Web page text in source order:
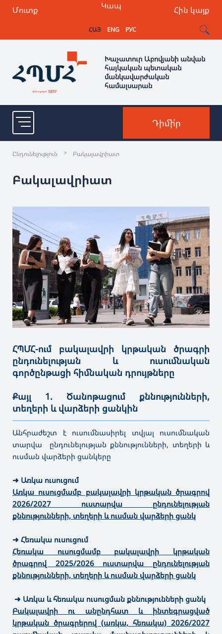
Մուտք Հին կայք
Կապ
ՀԱՅ ENG РУС
Խաչատուր Աբովյանի անվան
հայկական պետական
մանկավարժական
համալսարան
Դիմի՛ր
Ընդունելություն > Բակալավրիատ
Բակալավրիատ
ՀՊՄՀ-ում բակալավրի կրթական ծրագրի
ընդունելության և ուսումնական
գործընթացի հիմնական դրույթները
Քայլ 1. Ծանոթացում քննությունների,
տեղերի և վարձերի ցանկին
Անհրաժեշտ է ուսումնասիրել տվյալ ուսումնական
տարվա ընդունելության քննությունների, տեղերի և
ուսման վարձերի ցանկերը
➜ Առկա ուսուցում
Առկա ուսուցմամբ բակալավրի կրթական ծրագրով
2026/2027 ուստարվա ընդունելության
քննությունների, տեղերի և ուսման վարձերի ցանկ
➜ Հեռակա ուսուցում
Հեռակա ուսուցմամբ բակալավրի կրթական
ծրագրով 2025/2026 ուստարվա ընդունելության
քննությունների, տեղերի և ուսման վարձերի ցանկ
➜ Առկա և հեռակա ուսուցման քննությունների ցանկ
Բակալավրի ու անընդհատ և ինտեգրացված
կրթական ծրագրերով (առկա, հեռակա) 2026/2027